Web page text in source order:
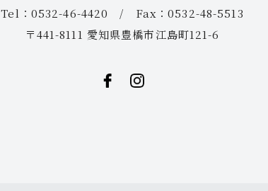
Tel：0532-46-4420 / Fax：0532-48-5513
〒441-8111 愛知県豊橋市江島町121-6